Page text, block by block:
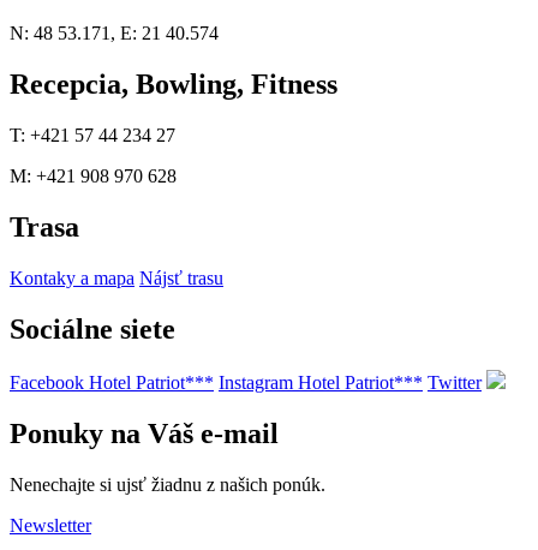
N: 48 53.171, E: 21 40.574
Recepcia, Bowling, Fitness
T: +421 57 44 234 27
M: +421 908 970 628
Trasa
Kontaky a mapa Nájsť trasu
Sociálne siete
Facebook Hotel Patriot*** Instagram Hotel Patriot*** Twitter
Ponuky na Váš e-mail
Nenechajte si ujsť žiadnu z našich ponúk.
Newsletter